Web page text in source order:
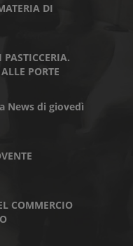
DI
PORTE
News di giovedì
COMMERCIO